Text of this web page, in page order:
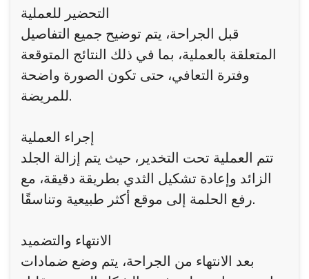
التحضير للعملية
قبل الجراحة، يتم توضيح جميع التفاصيل
المتعلقة بالعملية، بما في ذلك النتائج المتوقعة
وفترة التعافي، حتى تكون الصورة واضحة
للمريضة.
إجراء العملية
تتم العملية تحت التخدير، حيث يتم إزالة الجلد
الزائد وإعادة تشكيل الثدي بطريقة دقيقة، مع
رفع الحلمة إلى موقع أكثر طبيعية وتناسقًا.
الانتهاء والتضميد
بعد الانتهاء من الجراحة، يتم وضع ضمادات